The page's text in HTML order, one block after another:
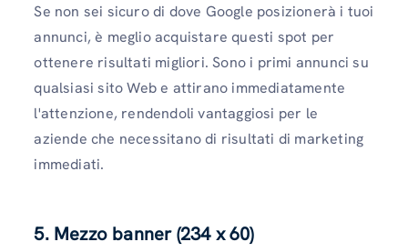
Se non sei sicuro di dove Google posizionerà i tuoi
annunci, è meglio acquistare questi spot per
ottenere risultati migliori. Sono i primi annunci su
qualsiasi sito Web e attirano immediatamente
l'attenzione, rendendoli vantaggiosi per le
aziende che necessitano di risultati di marketing
immediati.
5. Mezzo banner (234 x 60)